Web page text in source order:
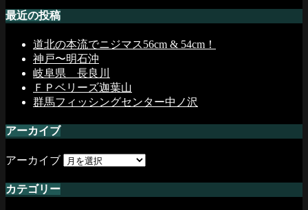
最近の投稿
道北の本流でニジマス56cm & 54cm！
神戸〜明石沖
岐阜県 長良川
ＦＰベリーズ迦葉山
群馬フィッシングセンター中ノ沢
アーカイブ
アーカイブ
カテゴリー